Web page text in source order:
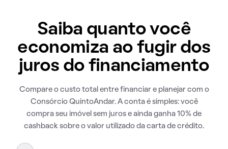
Saiba quanto você
economiza ao fugir dos
juros do financiamento
Compare o custo total entre financiar e planejar com o
Consórcio QuintoAndar. A conta é simples: você
compra seu imóvel sem juros e ainda ganha 10% de
cashback sobre o valor utilizado da carta de crédito.